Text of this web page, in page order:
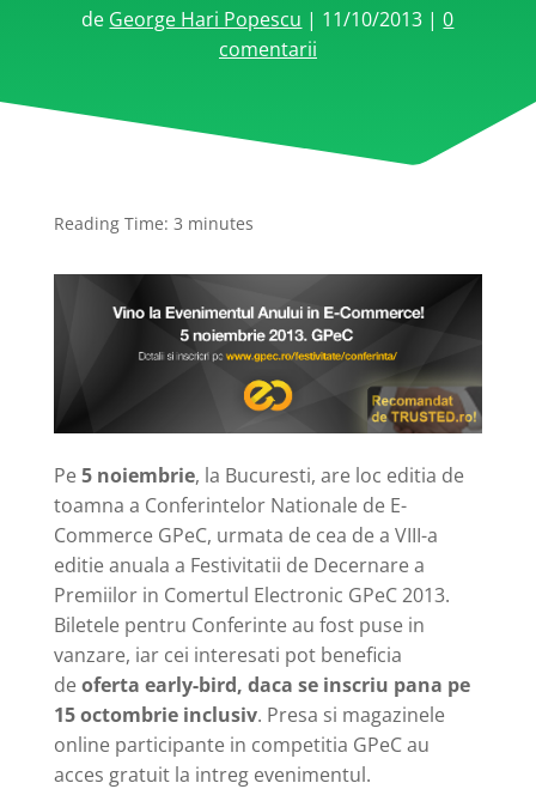
de George Hari Popescu | 11/10/2013 |0
comentarii
Reading Time: 3 minutes
Pe5 noiembrie, la Bucuresti, are loc editia de
toamna a Conferintelor Nationale de E-
Commerce GPeC, urmata de cea de a VIII-a
editie anuala a Festivitatii de Decernare a
Premiilor in Comertul Electronic GPeC 2013.
Biletele pentru Conferinte au fost puse in
vanzare, iar cei interesati pot beneficia
deoferta early-bird, daca se inscriu pana pe
15 octombrie inclusiv. Presa si magazinele
online participante in competitia GPeC au
acces gratuit la intreg evenimentul.